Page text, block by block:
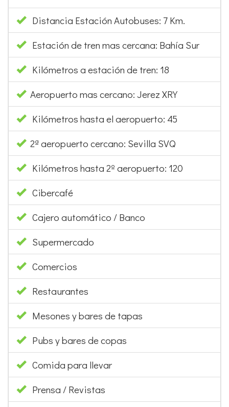
Distancia Estación Autobuses: 7 Km.
Estación de tren mas cercana: Bahía Sur
Kilómetros a estación de tren: 18
Aeropuerto mas cercano: Jerez XRY
Kilómetros hasta el aeropuerto: 45
2ª aeropuerto cercano: Sevilla SVQ
Kilómetros hasta 2º aeropuerto: 120
Cibercafé
Cajero automático / Banco
Supermercado
Comercios
Restaurantes
Mesones y bares de tapas
Pubs y bares de copas
Comida para llevar
Prensa / Revistas